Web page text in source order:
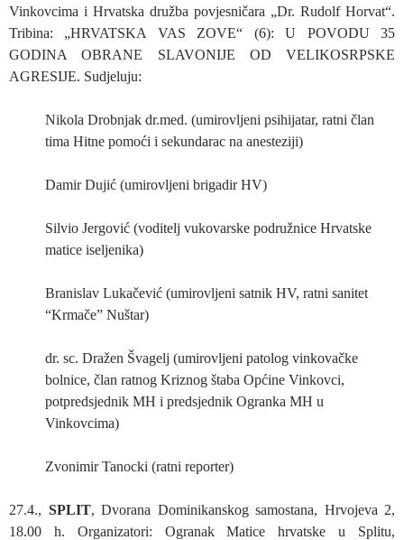
Vinkovcima i Hrvatska družba povjesničara „Dr. Rudolf Horvat“.
Tribina: „HRVATSKA VAS ZOVE“ (6): U POVODU 35
GODINA OBRANE SLAVONIJE OD VELIKOSRPSKE
AGRESIJE. Sudjeluju:
Nikola Drobnjak dr.med. (umirovljeni psihijatar, ratni član
tima Hitne pomoći i sekundarac na anesteziji)
Damir Dujić (umirovljeni brigadir HV)
Silvio Jergović (voditelj vukovarske podružnice Hrvatske
matice iseljenika)
Branislav Lukačević (umirovljeni satnik HV, ratni sanitet
“Krmače” Nuštar)
dr. sc. Dražen Švagelj (umirovljeni patolog vinkovačke
bolnice, član ratnog Kriznog štaba Općine Vinkovci,
potpredsjednik MH i predsjednik Ogranka MH u
Vinkovcima)
Zvonimir Tanocki (ratni reporter)
27.4., SPLIT, Dvorana Dominikanskog samostana, Hrvojeva 2,
18.00 h. Organizatori: Ogranak Matice hrvatske u Splitu,